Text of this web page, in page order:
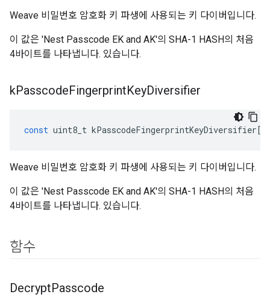
Weave 비밀번호 암호화 키 파생에 사용되는 키 다이버입니다.
이 값은 'Nest Passcode EK and AK'의 SHA-1 HASH의 처음
4바이트를 나타냅니다. 있습니다.
kPasscodeFingerprintKeyDiversifier
const uint8_t kPasscodeFingerprintKeyDiversifier[]
Weave 비밀번호 암호화 키 파생에 사용되는 키 다이버입니다.
이 값은 'Nest Passcode EK and AK'의 SHA-1 HASH의 처음
4바이트를 나타냅니다. 있습니다.
함수
DecryptPasscode